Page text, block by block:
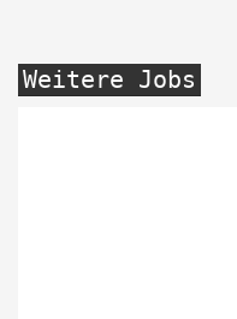
Weitere Jobs